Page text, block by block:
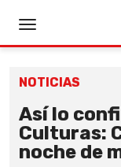
NOTICIAS
Así lo
Culturas:
noche de